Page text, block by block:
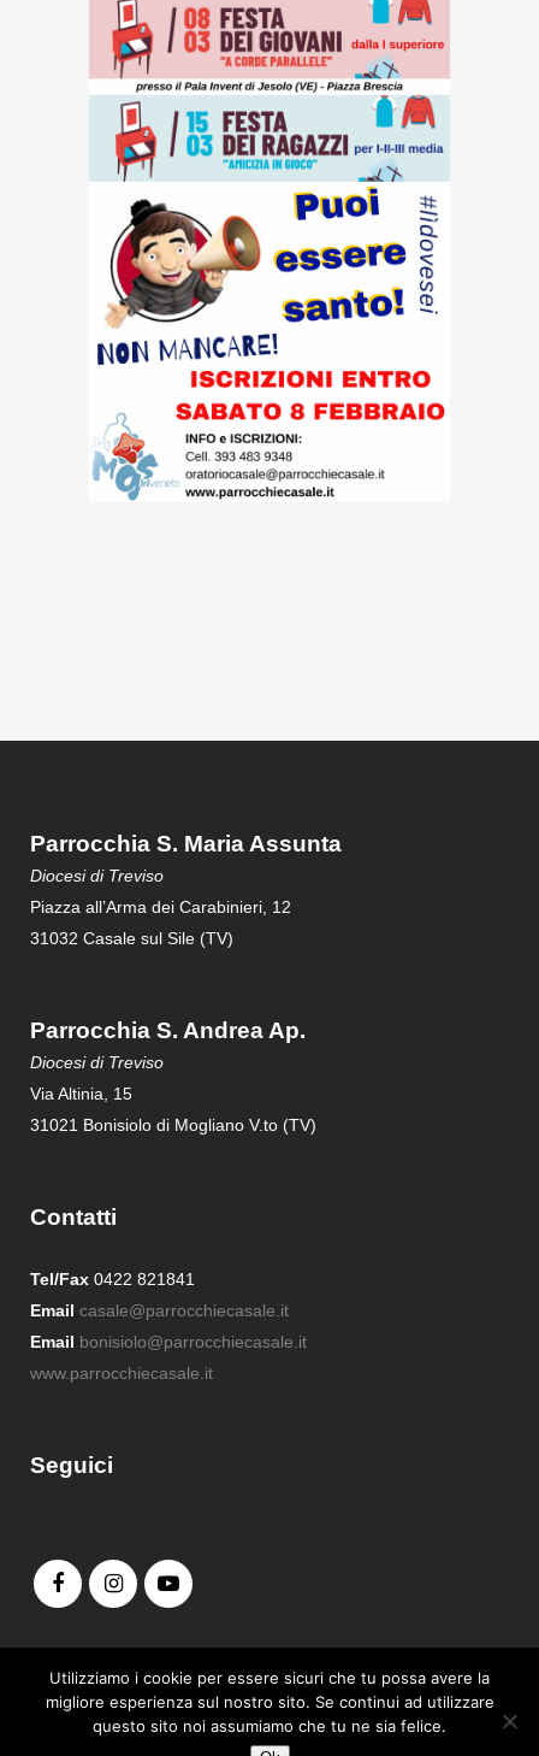
Parrocchia S. Maria Assunta
Diocesi di Treviso
Piazza all’Arma dei Carabinieri, 12
31032 Casale sul Sile (TV)
Parrocchia S. Andrea Ap.
Diocesi di Treviso
Via Altinia, 15
31021 Bonisiolo di Mogliano V.to (TV)
Contatti
Tel/Fax 0422 821841
Email casale@parrocchiecasale.it
Email bonisiolo@parrocchiecasale.it
www.parrocchiecasale.it
Seguici
Utilizziamo i cookie per essere sicuri che tu possa avere la
migliore esperienza sul nostro sito. Se continui ad utilizzare
questo sito noi assumiamo che tu ne sia felice.